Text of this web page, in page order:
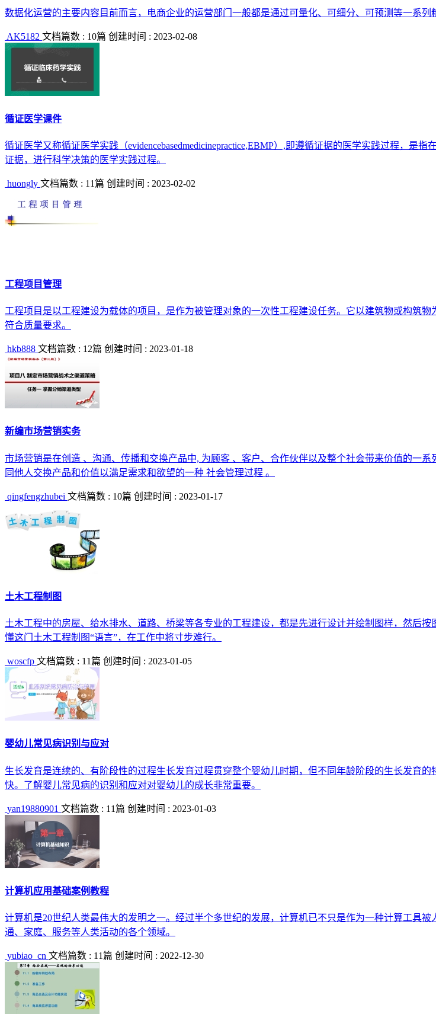
数据化运营的主要内容目前而言，电商企业的运营部门一般都是通过可量化、可细分、可预测等一系列
AK5182 文档篇数 : 10篇 创建时间 : 2023-02-08
循证医学课件
循证医学又称循证医学实践（evidencebasedmedicinepractice,EBMP）,即遵循证据的医学实践过程，
证据，进行科学决策的医学实践过程。
huongly 文档篇数 : 11篇 创建时间 : 2023-02-02
工程项目管理
工程项目是以工程建设为载体的项目，是作为被管理对象的一次性工程建设任务。它以建筑物或构筑
符合质量要求。
hkb888 文档篇数 : 12篇 创建时间 : 2023-01-18
新编市场营销实务
市场营销是在创造 、沟通、传播和交换产品中, 为顾客 、客户、合作伙伴以及整个社会带来价值的一
同他人交换产品和价值以满足需求和欲望的一种 社会管理过程 。
qingfengzhubei 文档篇数 : 10篇 创建时间 : 2023-01-17
土木工程制图
土木工程中的房屋、给水排水、道路、桥梁等各专业的工程建设，都是先进行设计并绘制图样，然后
懂这门土木工程制图“语言”，在工作中将寸步难行。
woscfp 文档篇数 : 11篇 创建时间 : 2023-01-05
婴幼儿常见病识别与应对
生长发育是连续的、有阶段性的过程生长发育过程贯穿整个婴幼儿时期，但不同年龄阶段的生长发育
快。了解婴儿常见病的识别和应对对婴幼儿的成长非常重要。
yan19880901 文档篇数 : 11篇 创建时间 : 2023-01-03
计算机应用基础案例教程
计算机是20世纪人类最伟大的发明之一。经过半个多世纪的发展，计算机已不只是作为一种计算工具
通、家庭、服务等人类活动的各个领域。
yubiao_cn 文档篇数 : 11篇 创建时间 : 2022-12-30